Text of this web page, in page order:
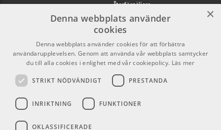
Försäljningsvillkor
Inlogg för återförsäljare
återförsäljare.
E-post:info@emnordic.se
×
Denna webbplats använder
cookies
Denna webbplats använder cookies för att förbättra
användarupplevelsen. Genom att använda vår webbplats samtycker
du till alla cookies i enlighet med vår cookiepolicy. Läs mer
STRIKT NÖDVÄNDIGT PRESTANDA
INRIKTNING FUNKTIONER
OKLASSIFICERADE